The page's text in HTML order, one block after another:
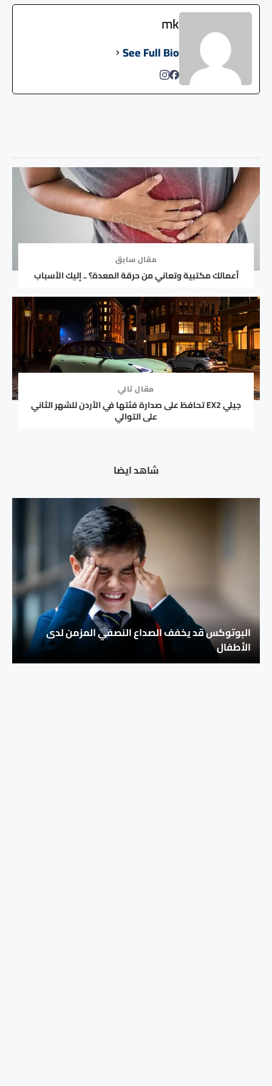
mk
See Full Bio
مقال سابق
أعمالك مكتبية وتعاني من حرقة المعدة؟ .. إليك الأسباب
مقال تالي
جيلي EX2 تحافظ على صدارة فئتها في الأردن للشهر الثاني
على التوالي
شاهد ايضا
البوتوكس قد يخفف الصداع النصفي المزمن لدى
الأطفال